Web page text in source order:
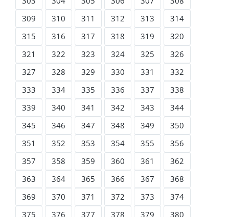
309
310 311 312 313
314
315
316 317 318 319
320
321
322 323 324 325
326
327
328 329 330 331
332
333
334 335 336 337
338
339
340 341 342 343
344
345
346 347 348 349
350
351
352 353 354 355
356
357
358 359 360 361
362
363
364 365 366 367
368
369
370 371 372 373
374
375
376 377 378 379 380